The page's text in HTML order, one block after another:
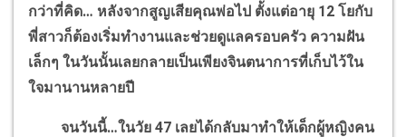
กว่าที่คิด… หลังจากสูญเสียคุณพ่อไป ตั้งแต่อายุ 12 โยกับ
พี่สาวก็ต้องเริ่มทำงานและช่วยดูแลครอบครัว ความฝัน
เล็กๆ ในวันนั้นเลยกลายเป็นเพียงจินตนาการที่เก็บไว้ใน
ใจมานานหลายปี
จนวันนี้…ในวัย 47 เลยได้กลับมาทำให้เด็กผู้หญิงคน